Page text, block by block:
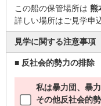
この船の保管場所は 熊
詳しい場所はご見学申
見学に関する注意事項
■ 反社会的勢力の排除
私は暴力団、暴
その他反社会的